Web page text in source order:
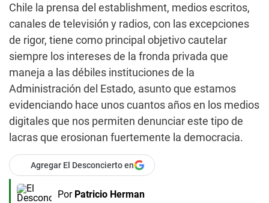
Chile la prensa del establishment, medios escritos,
canales de televisión y radios, con las excepciones
de rigor, tiene como principal objetivo cautelar
siempre los intereses de la fronda privada que
maneja a las débiles instituciones de la
Administración del Estado, asunto que estamos
evidenciando hace unos cuantos años en los medios
digitales que nos permiten denunciar este tipo de
lacras que erosionan fuertemente la democracia.
Agregar El Desconcierto en
Por Patricio Herman